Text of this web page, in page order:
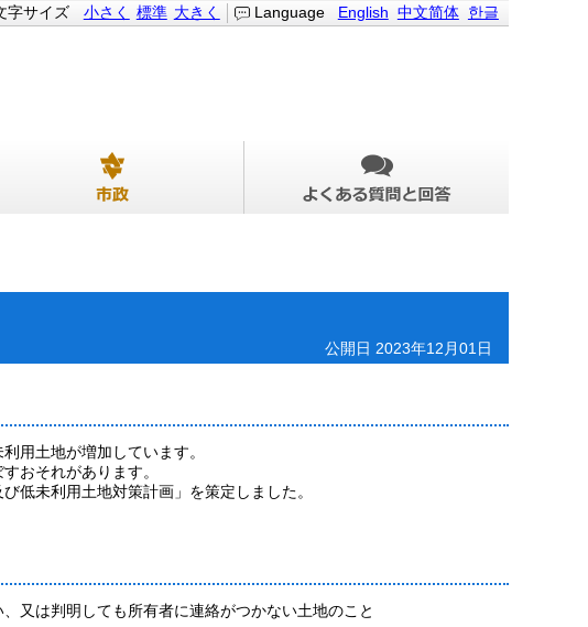
Language English 中文简体 한글
字サイズ 小さく 標準 大きく
公開日 2023年12月01日
用土地が増加しています。
おそれがあります。
低未利用土地対策計画」を策定しました。
又は判明しても所有者に連絡がつかない土地のこと